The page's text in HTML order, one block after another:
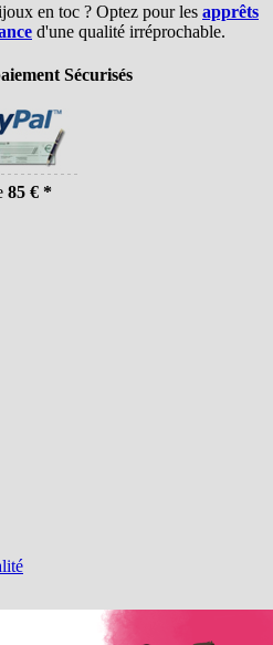
en toc ? Optez pour les apprêts
d'une qualité irréprochable.
Sécurisés
85 € *